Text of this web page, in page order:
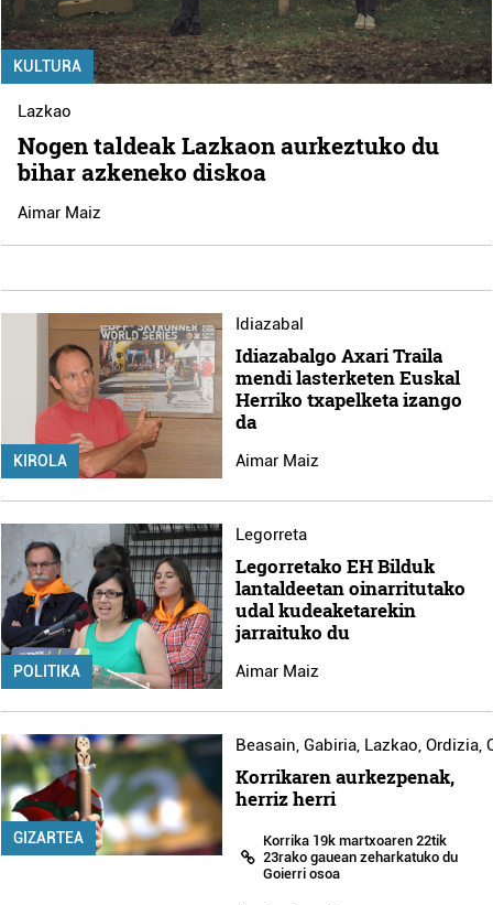
KULTURA
Lazkao
Nogen taldeak Lazkaon aurkeztuko du
bihar azkeneko diskoa
Aimar Maiz
KIROLA
Idiazabal
Idiazabalgo Axari Traila
mendi lasterketen Euskal
Herriko txapelketa izango
da
Aimar Maiz
POLITIKA
Legorreta
Legorretako EH Bilduk
lantaldeetan oinarritutako
udal kudeaketarekin
jarraituko du
Aimar Maiz
GIZARTEA
Beasain, Gabiria, Lazkao, Ordizia,
Korrikaren aurkezpenak,
herriz herri
Korrika 19k martxoaren 22tik
23rako gauean zeharkatuko du
Goierri osoa